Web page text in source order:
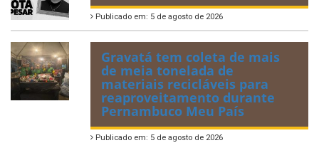
Publicado em: 5 de agosto de 2026
Gravatá tem coleta de mais
de meia tonelada de
materiais recicláveis para
reaproveitamento durante
Pernambuco Meu País
Publicado em: 5 de agosto de 2026